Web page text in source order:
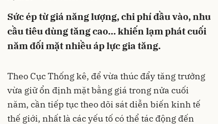
Sức ép từ giá năng lượng, chi phí đầu vào, nhu
cầu tiêu dùng tăng cao… khiến lạm phát cuối
năm đối mặt nhiều áp lực gia tăng.
Theo Cục Thống kê, để vừa thúc đẩy tăng trưởng
vừa giữ ổn định mặt bằng giá trong nửa cuối
năm, cần tiếp tục theo dõi sát diễn biến kinh tế
thế giới, nhất là các yếu tố có thể tác động đến
Hủy